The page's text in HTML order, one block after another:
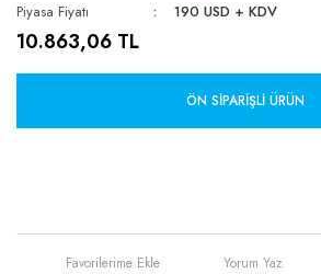
Piyasa Fiyatı
190 USD + KDV
10.863,06 TL
ÖN SIPARIŞLI ÜRÜN
Yorum Yaz